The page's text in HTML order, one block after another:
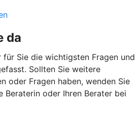
da
Sie die wichtigsten Fragen und
Sollten Sie weitere
oder Fragen haben, wenden Sie
Beraterin oder Ihren Berater bei